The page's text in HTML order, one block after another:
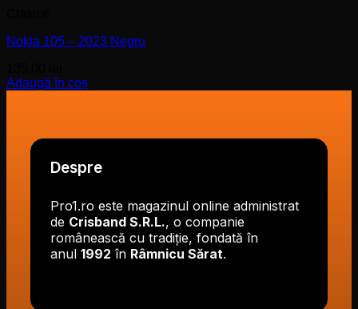
Nokia 105 – 2023 Negru
Adaugă în coș
Despre
Pro1.ro este magazinul online administrat
de Crisband S.R.L., o companie
românească cu tradiție, fondată în
anul 1992 în Râmnicu Sărat.